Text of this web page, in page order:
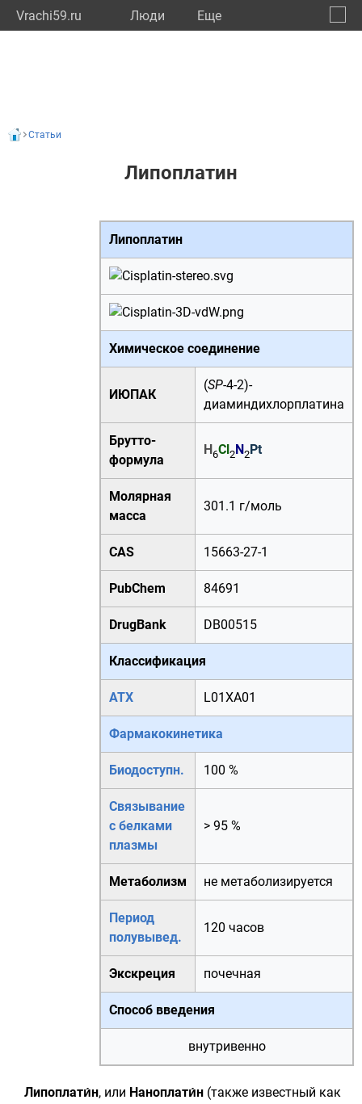
Vrachi59.ru Люди Eще
Статьи
Липоплатин
Липоплатин
Химическое соединение
ИЮПАК
(SP-4-2)-
диаминдихлорплатина
Брутто-
формула
H 6Cl 2 N 2 Pt
Молярная
масса
301.1 г/моль
CAS 15663-27-1
PubChem 84691
DrugBank DB00515
Классификация
АТХ L01XA01
Фармакокинетика
Биодоступн. 100 %
Связывание
с белками
плазмы
> 95 %
Метаболизм не метаболизируется
Период
полувывед.
120 часов
Экскреция почечная
Способ введения
внутривенно
Липоплати́н, или Наноплати́н (также известный как